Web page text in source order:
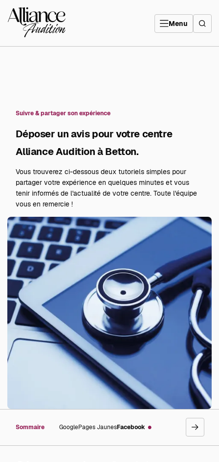
directement
contenu
Menu
Suivre & partager son expérience
Déposer un avis pour votre centre
Alliance Audition à Betton.
Vous trouverez ci-dessous deux tutoriels simples pour
partager votre expérience en quelques minutes et vous
tenir informés de l'actualité de votre centre. Toute l'équipe
vous en remercie !
Sommaire GooglePages JaunesFacebook go
right